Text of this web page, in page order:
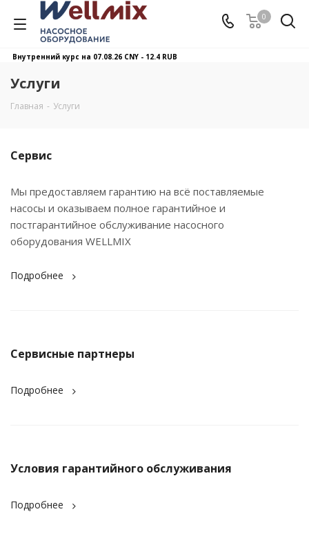
0
Внутренний курс на 07.08.26 CNY - 12.4 RUB
Услуги
Главная - Услуги
Сервис
Мы предоставляем гарантию на всё поставляемые
насосы и оказываем полное гарантийное и
постгарантийное обслуживание насосного
оборудования WELLMIX
Подробнее
Сервисные партнеры
Подробнее
Условия гарантийного обслуживания
Подробнее